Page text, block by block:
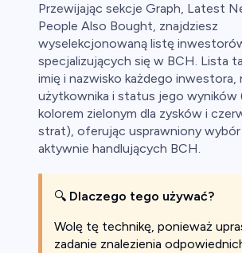
Przewijając sekcje Graph, Latest
People Also Bought, znajdziesz
wyselekcjonowaną listę
specjalizujących się w BCH. Lista
imię i nazwisko każdego inwestora,
użytkownika i status jego wyników
kolorem zielonym dla zysków i
strat), oferując usprawniony
aktywnie handlujących BCH.
🔍 Dlaczego tego używać?
Wolę tę technikę, ponieważ
zadanie znalezienia